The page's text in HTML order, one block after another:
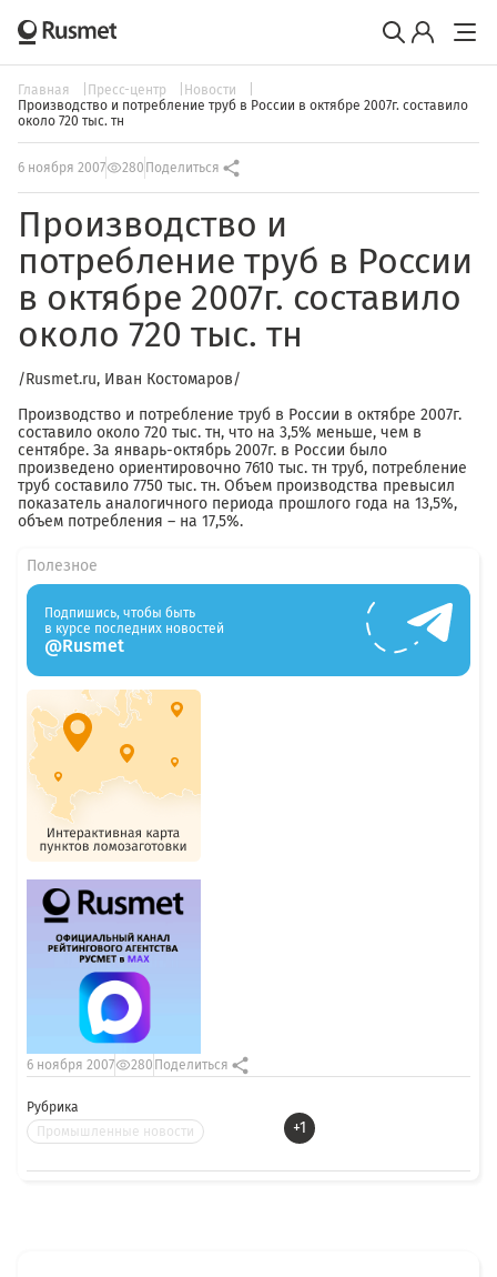
Главная Пресс-центр
Новости
Производство и потребление труб в России в октябре 2007г. составило
около 720 тыс. тн
6 ноября 2007 280 Поделиться
Производство и
потребление труб в России
в октябре 2007г. составило
около 720 тыс. тн
/Rusmet.ru, Иван Костомаров/
Производство и потребление труб в России в октябре 2007г.
составило около 720 тыс. тн, что на 3,5% меньше, чем в
сентябре. За январь-октябрь 2007г. в России было
произведено ориентировочно 7610 тыс. тн труб, потребление
труб составило 7750 тыс. тн. Объем производства превысил
показатель аналогичного периода прошлого года на 13,5%,
объем потребления – на 17,5%.
Рубрика
Промышленные новости
+1
6 ноября 2007 280 Поделиться
Полезное
Подпишись, чтобы быть
в курсе последних новостей
@Rusmet